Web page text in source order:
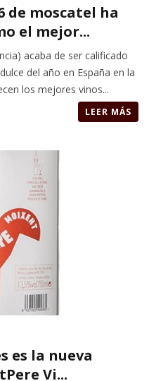
de moscatel ha
el mejor...
acaba de ser calificado
del año en España en la
los mejores vinos...
LEER MÁS
es la nueva
Vi...